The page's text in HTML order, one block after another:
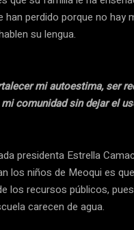
han perdido porque no hay
su lengua.
mi autoestima, ser
comunidad sin dejar el
presidenta Estrella
los niños de Meoqui es
los recursos públicos,
carecen de agua.